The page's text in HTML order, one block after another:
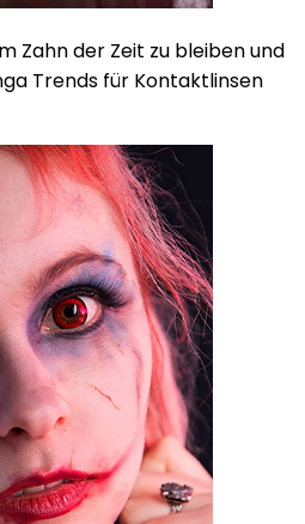
Zahn der Zeit zu bleiben und
Trends für Kontaktlinsen